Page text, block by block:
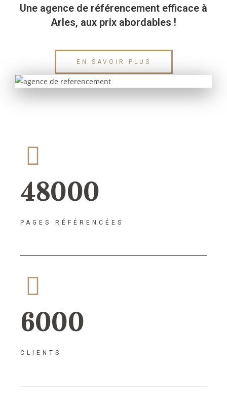
Une agence de référencement efficace à
Arles, aux prix abordables !
EN SAVOIR PLUS
48000
PAGES RÉFÉRENCÉES
6000
CLIENTS